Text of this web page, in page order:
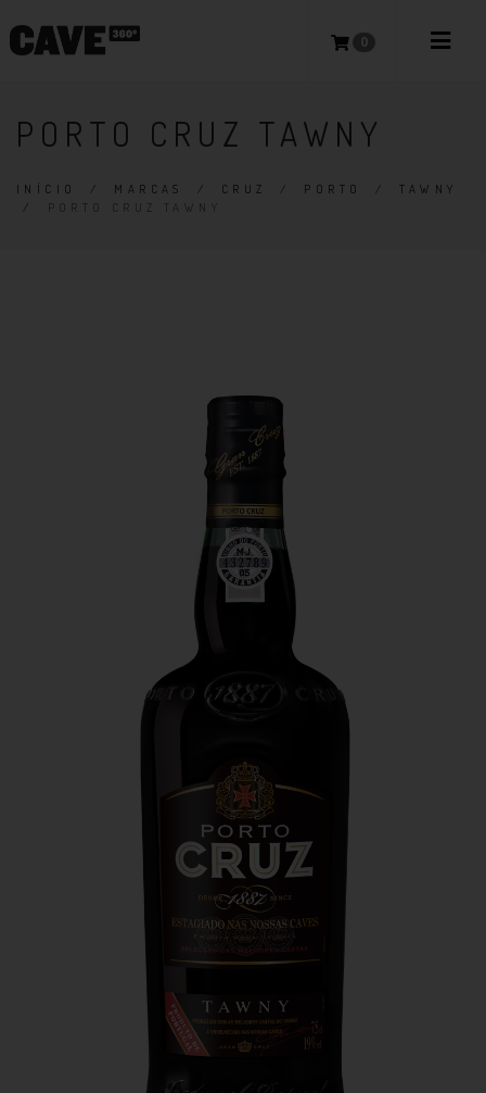
0
PORTO CRUZ TAWNY
INÍCIO / MARCAS / CRUZ / PORTO /TAWNY
/ PORTO CRUZ TAWNY